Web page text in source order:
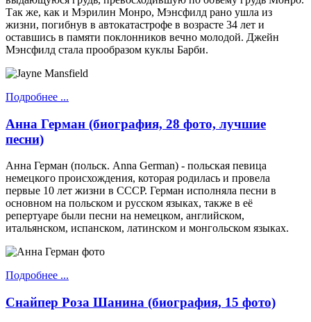
Так же, как и Мэрилин Монро, Мэнсфилд рано ушла из
жизни, погибнув в автокатастрофе в возрасте 34 лет и
оставшись в памяти поклонников вечно молодой. Джейн
Мэнсфилд стала прообразом куклы Барби.
Подробнее ...
Анна Герман (биография, 28 фото, лучшие
песни)
Анна Герман (польск. Anna German) - польская певица
немецкого происхождения, которая родилась и провела
первые 10 лет жизни в СССР. Герман исполняла песни в
основном на польском и русском языках, также в её
репертуаре были песни на немецком, английском,
итальянском, испанском, латинском и монгольском языках.
Подробнее ...
Снайпер Роза Шанина (биография, 15 фото)